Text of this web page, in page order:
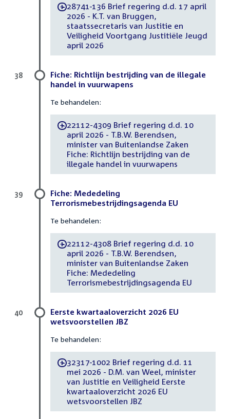
-28741-136 Brief regering d.d. 17 april
2026 - K.T. van Bruggen,
staatssecretaris van Justitie en
Veiligheid Voortgang Justitiële Jeugd
april 2026
Fiche: Richtlijn bestrijding van de illegale
handel in vuurwapens
Te behandelen:
-22112-4309 Brief regering d.d. 10
april 2026 - T.B.W. Berendsen,
minister van Buitenlandse Zaken
Fiche: Richtlijn bestrijding van de
illegale handel in vuurwapens
38
Fiche: Mededeling
Terrorismebestrijdingsagenda EU
Te behandelen:
-22112-4308 Brief regering d.d. 10
april 2026 - T.B.W. Berendsen,
minister van Buitenlandse Zaken
Fiche: Mededeling
Terrorismebestrijdingsagenda EU
39
Eerste kwartaaloverzicht 2026 EU
wetsvoorstellen JBZ
Te behandelen:
-32317-1002 Brief regering d.d. 11
mei 2026 - D.M. van Weel, minister
van Justitie en Veiligheid Eerste
kwartaaloverzicht 2026 EU
wetsvoorstellen JBZ
40